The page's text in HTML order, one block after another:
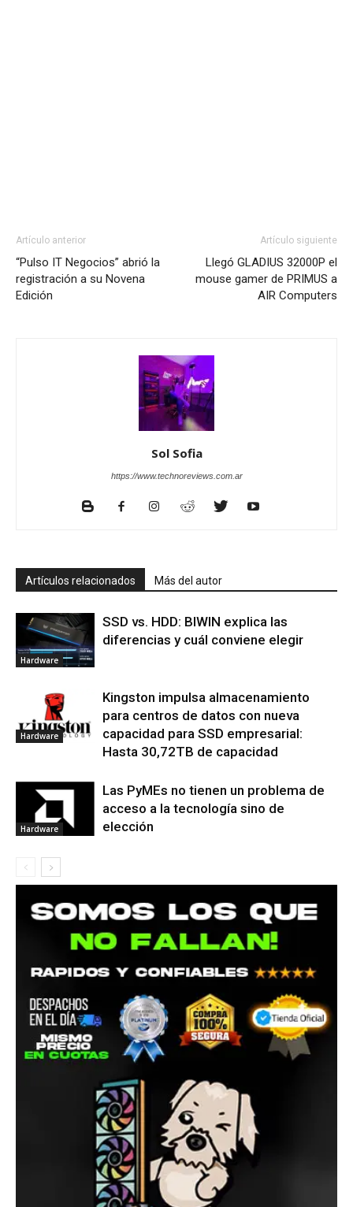
Artículo anterior
“Pulso IT Negocios” abrió la
registración a su Novena
Edición
Artículo siguiente
Llegó GLADIUS 32000P el
mouse gamer de PRIMUS a
AIR Computers
Sol Sofia
https://www.technoreviews.com.ar
Artículos relacionados Más del autor
Hardware
SSD vs. HDD: BIWIN explica las
diferencias y cuál conviene elegir
Hardware
Kingston impulsa almacenamiento
para centros de datos con nueva
capacidad para SSD empresarial:
Hasta 30,72TB de capacidad
Hardware
Las PyMEs no tienen un problema de
acceso a la tecnología sino de
elección